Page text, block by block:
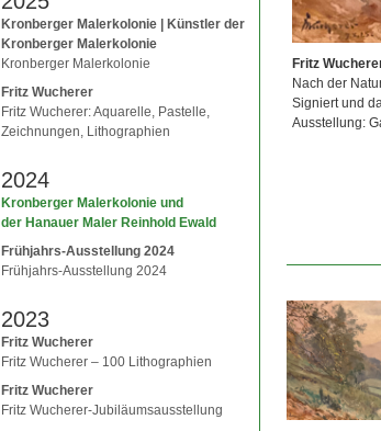
Kronberger Malerkolonie | Künstler der
Kronberger Malerkolonie
Kronberger Malerkolonie
Fritz Wucherer
Fritz Wucherer: Aquarelle, Pastelle,
Zeichnungen, Lithographien
2024
Kronberger Malerkolonie und
der Hanauer Maler Reinhold Ewald
Frühjahrs-Ausstellung 2024
Frühjahrs-Ausstellung 2024
2023
Fritz Wucherer
Fritz Wucherer – 100 Lithographien
Fritz Wucherer
Fritz Wucherer-Jubiläumsausstellung
Fritz
Nach der
Signiert und
Ausstellung: